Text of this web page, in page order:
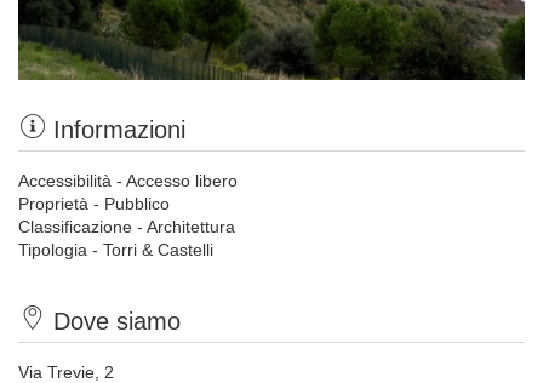
Informazioni
Accessibilità - Accesso libero
Proprietà - Pubblico
Classificazione - Architettura
Tipologia - Torri & Castelli
Dove siamo
Via Trevie, 2